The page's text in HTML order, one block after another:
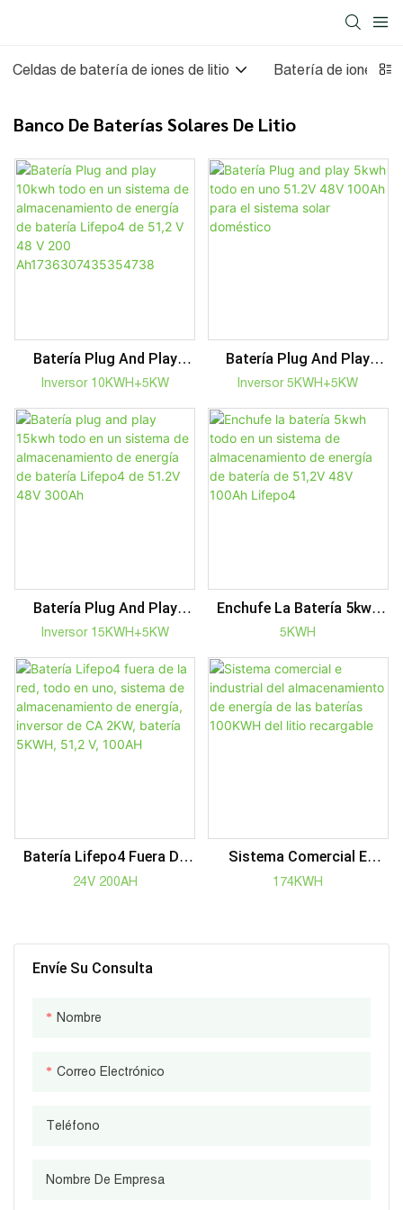
Celdas de batería de iones de litio Batería de iones de
Banco De Baterías Solares De Litio
Envíe Su Consulta
Nombre
Correo Electrónico
Teléfono
Nombre De Empresa
Batería Plug And Play
10kwh Todo En Un
Almacenamiento De
Energía De Batería Lifepo4
De 51,2 V 48 V 200
Ah1736307435354738
Inversor 10KWH+5KW
Batería Plug And Play
5kwh Todo En Uno 51.2V
Solar Doméstico
Inversor 5KWH+5KW
Batería Plug And Play
15kwh Todo En Un
Almacenamiento De
Energía De Batería Lifepo4
De 51.2V 48V 300Ah
Inversor 15KWH+5KW
Enchufe La Batería 5kwh
Todo En Un Sistema De
Energía De Batería De
51,2V 48V 100Ah Lifepo4
5KWH
Batería Lifepo4 Fuera De
La Red, Todo En Uno,
Energía, Inversor De CA
2KW, Batería 5KWH, 51,2 V,
24V 200AH
Sistema Comercial E
Industrial Del
100KWH Del Litio
174KWH